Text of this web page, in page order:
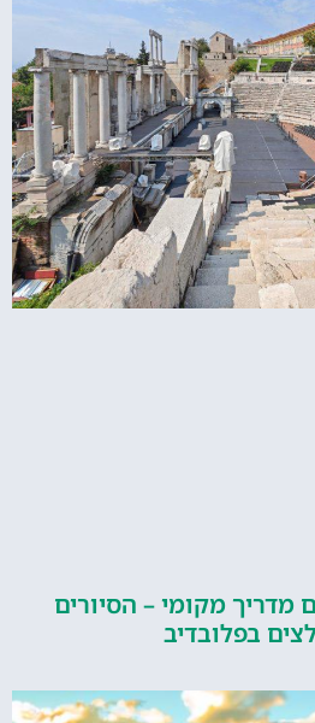
מקומי – הסיורים